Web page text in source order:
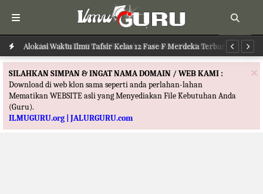
Alokasi Waktu Ilmu Tafsir Kelas 12 Fase F Merdeka Terbaru
×
SILAHKAN SIMPAN & INGAT NAMA DOMAIN / WEB KAMI :
Download di web klon sama seperti anda perlahan-lahan
Mematikan WEBSITE asli yang Menyediakan File Kebutuhan Anda
(Guru).
ILMUGURU.org | JALURGURU.com